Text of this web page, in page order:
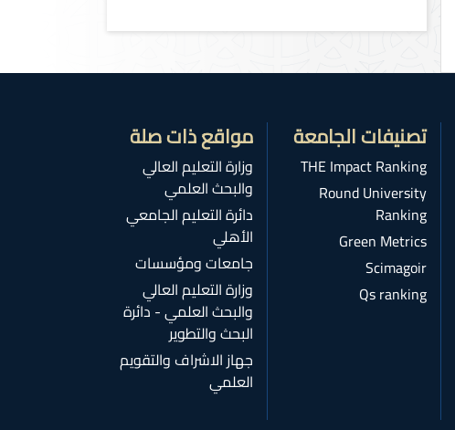
تصنيفات الجامعة
THE Impact Ranking
Round University
Ranking
Green Metrics
Scimagoir
Qs ranking
مواقع ذات صلة
وزارة التعليم العالي
والبحث العلمي
دائرة التعليم الجامعي
الأهلي
جامعات ومؤسسات
وزارة التعليم العالي
والبحث العلمي - دائرة
البحث والتطوير
جهاز الاشراف والتقويم
العلمي